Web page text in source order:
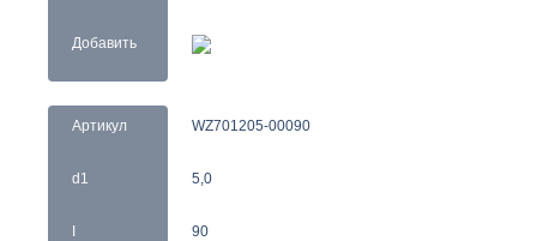
Добавить
Артикул
d1
I
WZ701205-00090
5,0
90